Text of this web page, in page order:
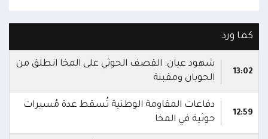
كما ورد
13:02
شهود عيان: القصف الحوثي على المخا انطلق من
الحوبان ومقبنة
12:59
دفاعات المقاومة الوطنية تُسقط عدة مُسيرات
حوثية في المخا